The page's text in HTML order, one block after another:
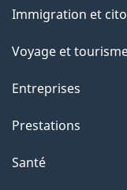
sujets
Immigration et
Voyage et
Entreprises
Prestations
Santé